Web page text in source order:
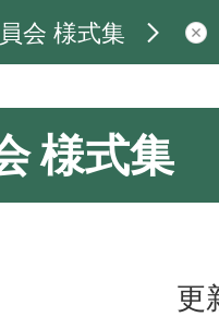
会 様式集
様式集
更